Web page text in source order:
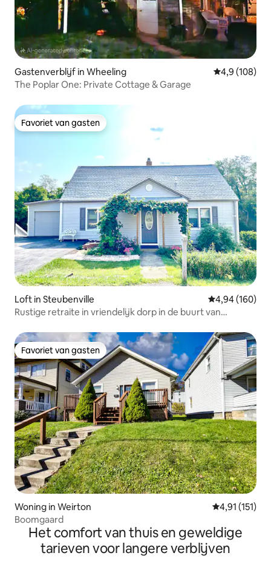
Gastenverblijf in Wheeling Gemiddelde
4,9 (108)
The Poplar One: Private Cottage & Garage
Favoriet van gasten
Favoriet van gasten
Loft in Steubenville Gemiddelde
4,94 (160)
Rustige retraite in vriendelijk dorp in de buurt van
Favoriet van gasten
Favoriet van gasten
Woning in Weirton Gemiddelde
4,91 (151)
Boomgaard
Het comfort van thuis en geweldige
tarieven voor langere verblijven